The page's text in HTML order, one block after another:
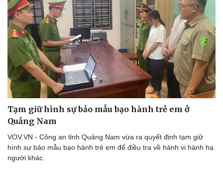
Tạm giữ hình sự bảo mẫu bạo hành trẻ em ở
Quảng Nam
VOV.VN - Công an tỉnh Quảng Nam vừa ra quyết định tạm giữ
hình sự bảo mẫu bạo hành trẻ em để điều tra về hành vi hành hạ
người khác.